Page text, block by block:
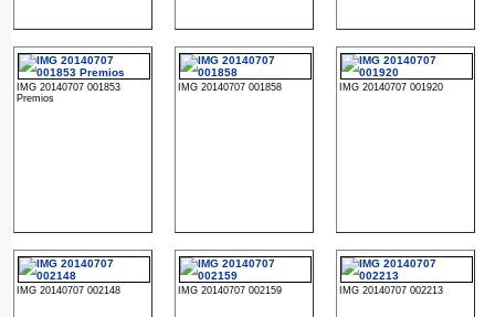
IMG 20140707 001853
Premios
IMG 20140707 001858 IMG 20140707 001920
IMG 20140707 002148 IMG 20140707 002159 IMG 20140707 002213